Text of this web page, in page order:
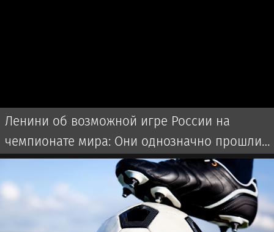
Ленини об возможной игре России на
чемпионате мира: Они однозначно прошли
бы далеко